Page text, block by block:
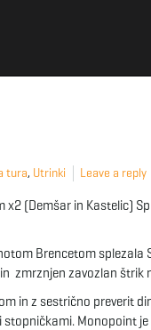
tura, Utrinki Leave a reply
(Demšar in Kastelic)
Brencetom
zmrznjen zavozlan štrik
in z sestrično preverit
Monopoint